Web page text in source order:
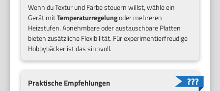
Wenn du Textur und Farbe steuern willst, wähle ein
Gerät mitTemperaturregelungoder mehreren
Heizstufen. Abnehmbare oder austauschbare Platten
bieten zusätzliche Flexibilität. Für experimentierfreudige
Hobbybäcker ist das sinnvoll.
Praktische Empfehlungen